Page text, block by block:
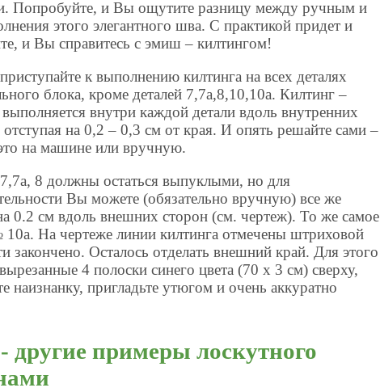
Попробуйте, и Вы ощутите разницу между ручным и
этого элегантного шва. С практикой придет и
и Вы справитесь с эмиш – килтингом!
к выполнению килтинга на всех деталях
блока, кроме деталей 7,7а,8,10,10а. Килтинг –
выполняется внутри каждой детали вдоль внутренних
отступая на 0,2 – 0,3 см от края. И опять решайте сами –
на машине или вручную.
8 должны остаться выпуклыми, но для
Вы можете (обязательно вручную) все же
0.2 см вдоль внешних сторон (см. чертеж). То же самое
На чертеже линии килтинга отмечены штриховой
закончено. Осталось отделать внешний край. Для этого
4 полоски синего цвета (70 х 3 см) сверху,
наизнанку, пригладьте утюгом и очень аккуратно
другие примеры лоскутного